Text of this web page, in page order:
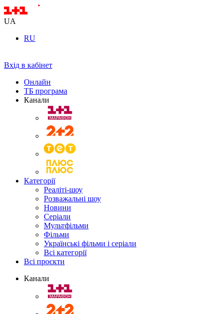
UA
RU
Вхід в кабінет
Онлайн
ТБ програма
Канали
Категорії
Реаліті-шоу
Розважальні шоу
Новини
Серіали
Мультфільми
Фільми
Українські фільми і серіали
Всі категорії
Всі проєкти
Канали